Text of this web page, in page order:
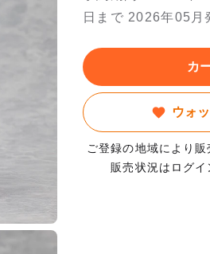
日まで 2026年05月
カ
ウォ
ご登録の地域により
販売状況はログイ